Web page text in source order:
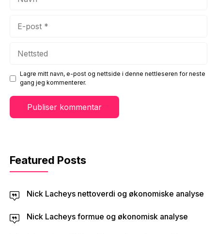
Lagre mitt navn, e-post og nettside i denne nettleseren for neste
gang jeg kommenterer.
Featured Posts
Nick Lacheys nettoverdi og økonomiske analyse
Nick Lacheys formue og økonomisk analyse